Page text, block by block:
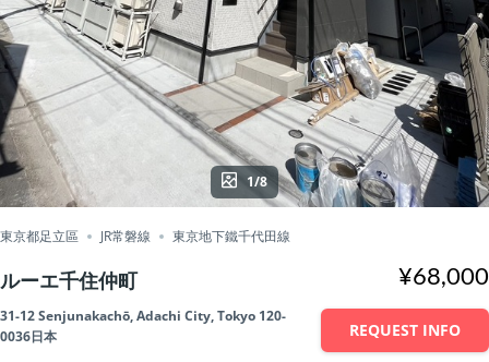
1/8
東京都足立區 JR常磐線 東京地下鐵千代田線
ルーエ千住仲町
31-12 Senjunakachō, Adachi City, Tokyo 120-
0036日本
¥68,000
REQUEST INFO